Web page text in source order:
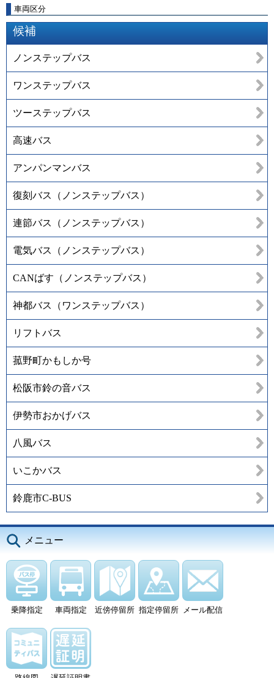
車両区分
候補
ノンステップバス
ワンステップバス
ツーステップバス
高速バス
アンパンマンバス
復刻バス（ノンステップバス）
連節バス（ノンステップバス）
電気バス（ノンステップバス）
CANばす（ノンステップバス）
神都バス（ワンステップバス）
リフトバス
菰野町かもしか号
松阪市鈴の音バス
伊勢市おかげバス
八風バス
いこかバス
鈴鹿市C-BUS
メニュー
乗降指定 車両指定 近傍停留所 指定停留所 メール配信